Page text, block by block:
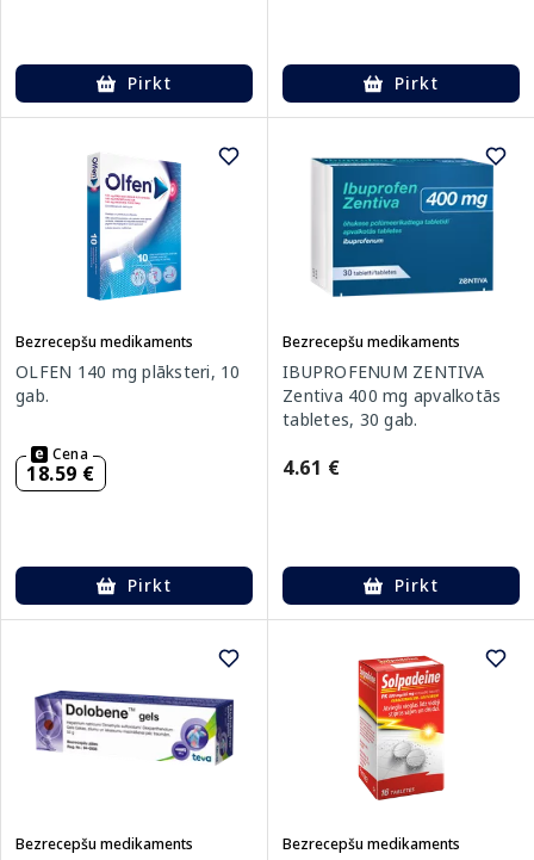
Pirkt Pirkt
Bezrecepšu medikaments
OLFEN 140 mg plāksteri, 10
gab.
Cena
18.59 €
Pirkt
Bezrecepšu medikaments
IBUPROFENUM ZENTIVA
Zentiva 400 mg apvalkotās
tabletes, 30 gab.
4.61 €
Pirkt
Bezrecepšu medikaments Bezrecepšu medikaments